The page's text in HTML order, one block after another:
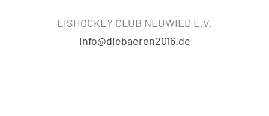
EISHOCKEY CLUB NEUWIED E.V.
info@diebaeren2016.de